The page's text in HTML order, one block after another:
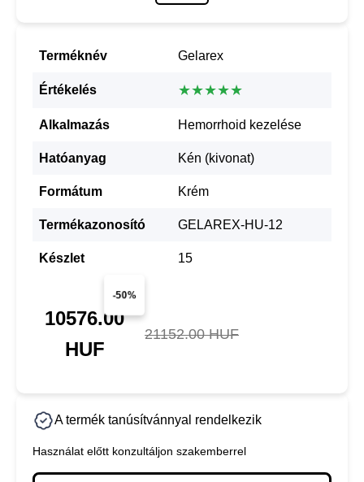
Terméknév Gelarex
Értékelés ★★★★★
Alkalmazás Hemorrhoid kezelése
Hatóanyag Kén (kivonat)
Formátum Krém
Termékazonosító GELAREX-HU-12
Készlet 15
-50%
10576.00
HUF
21152.00 HUF
A termék tanúsítvánnyal rendelkezik
Használat előtt konzultáljon szakemberrel